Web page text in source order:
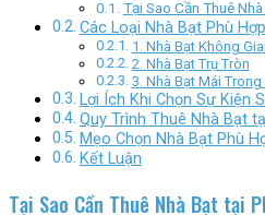
Tại Sao Cần Thuê
Các Loại Nhà Bạt Phù
1. Nhà Bạt Không
2. Nhà Bạt Trụ Tròn
3. Nhà Bạt Mái Trong
Lợi Ích Khi Chọn Sự Kiện
Quy Trình Thuê Nhà Bạt
Mẹo Chọn Nhà Bạt Phù
Kết Luận
Tại Sao Cần Thuê Nhà Bạt tại